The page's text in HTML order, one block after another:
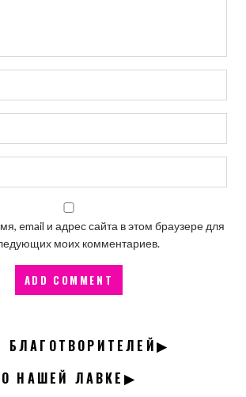
email и адрес сайта в этом браузере для
моих комментариев.
БЛАГОТВОРИТЕЛЕЙ▶
О НАШЕЙ ЛАВКЕ▶